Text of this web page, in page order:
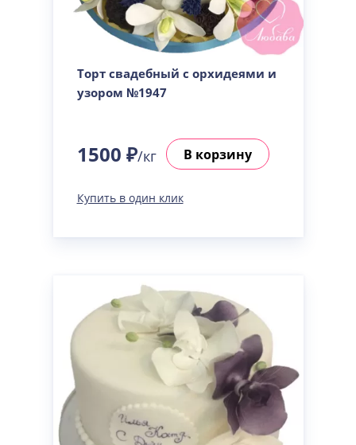
Торт свадебный с орхидеями и
узором №1947
1500 ₽/кг В корзину
Купить в один клик